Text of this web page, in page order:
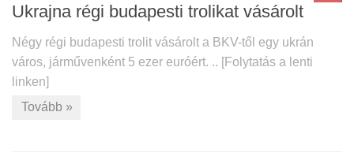
Ukrajna régi budapesti trolikat vásárolt
Négy régi budapesti trolit vásárolt a BKV-től egy ukrán
város, járművenként 5 ezer euróért. .. [Folytatás a lenti
linken]
Tovább »